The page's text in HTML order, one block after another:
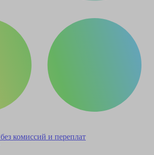
без комиссий и переплат